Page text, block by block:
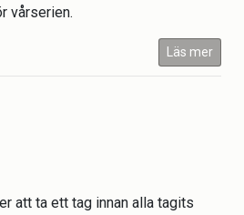
vårserien.
Läs mer
att ta ett tag innan alla tagits